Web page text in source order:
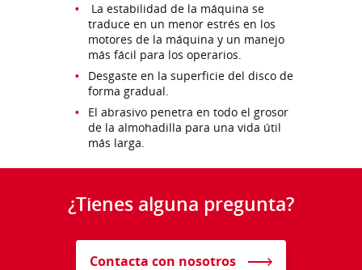
La estabilidad de la máquina se
traduce en un menor estrés en los
motores de la máquina y un manejo
más fácil para los operarios.
Desgaste en la superficie del disco de
forma gradual.
El abrasivo penetra en todo el grosor
de la almohadilla para una vida útil
más larga.
¿Tienes alguna pregunta?
Contacta con nosotros